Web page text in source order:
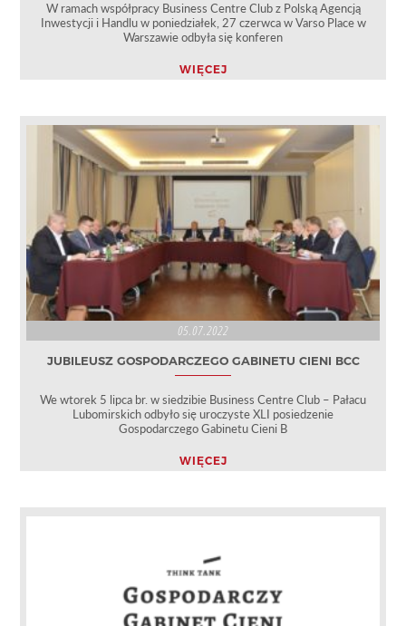
W ramach współpracy Business Centre Club z Polską Agencją
Inwestycji i Handlu w poniedziałek, 27 czerwca w Varso Place w
Warszawie odbyła się konferen
WIĘCEJ
05.07.2022
JUBILEUSZ GOSPODARCZEGO GABINETU CIENI BCC
We wtorek 5 lipca br. w siedzibie Business Centre Club – Pałacu
Lubomirskich odbyło się uroczyste XLI posiedzenie
Gospodarczego Gabinetu Cieni B
WIĘCEJ